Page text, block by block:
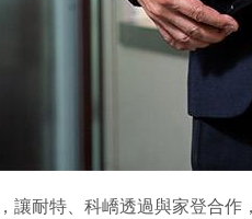
耐特、科嶠透過與家登合作